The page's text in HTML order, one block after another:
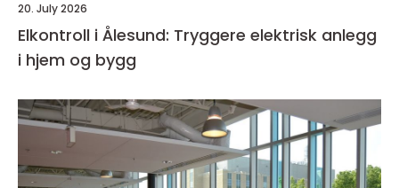
20. July 2026
Elkontroll i Ålesund: Tryggere elektrisk anlegg
i hjem og bygg